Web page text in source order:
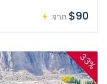
จาก $90
33%